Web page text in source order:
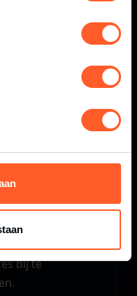
bij te
1 jaar
door
om het
van
bij te
1 jaar